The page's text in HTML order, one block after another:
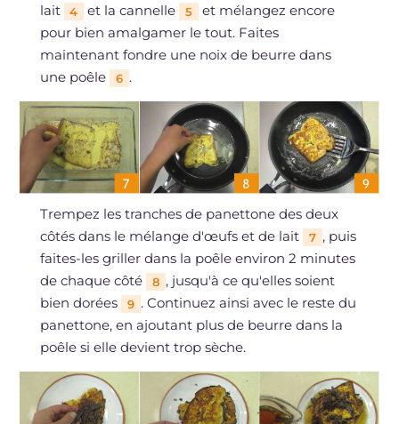
lait 4 et la cannelle 5
et mélangez encore
pour bien amalgamer le tout. Faites
maintenant fondre une noix de beurre dans
une poêle
6 .
Trempez les tranches de panettone des deux
côtés dans le mélange d'œufs et de lait
7 , puis
faites-les griller dans la poêle environ 2 minutes
de chaque côté
8 , jusqu'à ce qu'elles soient
bien dorées
9 . Continuez ainsi avec le reste du
panettone, en ajoutant plus de beurre dans la
poêle si elle devient trop sèche.